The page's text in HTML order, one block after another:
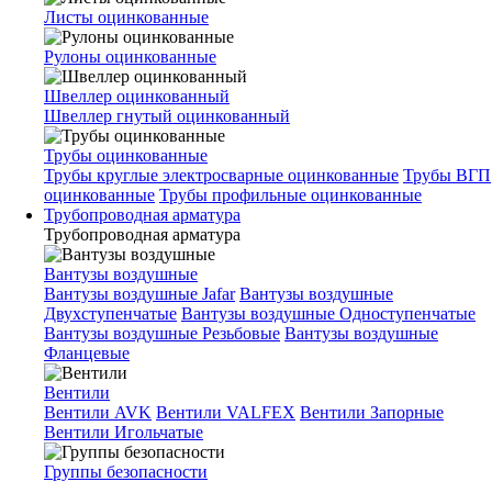
Листы оцинкованные
Рулоны оцинкованные
Швеллер оцинкованный
Швеллер гнутый оцинкованный
Трубы оцинкованные
Трубы круглые электросварные оцинкованные Трубы ВГП
оцинкованные Трубы профильные оцинкованные
Трубопроводная арматура
Трубопроводная арматура
Вантузы воздушные
Вантузы воздушные Jafar Вантузы воздушные
Двухступенчатые Вантузы воздушные Одноступенчатые
Вантузы воздушные Резьбовые Вантузы воздушные
Фланцевые
Вентили
Вентили AVK Вентили VALFEX Вентили Запорные
Вентили Игольчатые
Группы безопасности